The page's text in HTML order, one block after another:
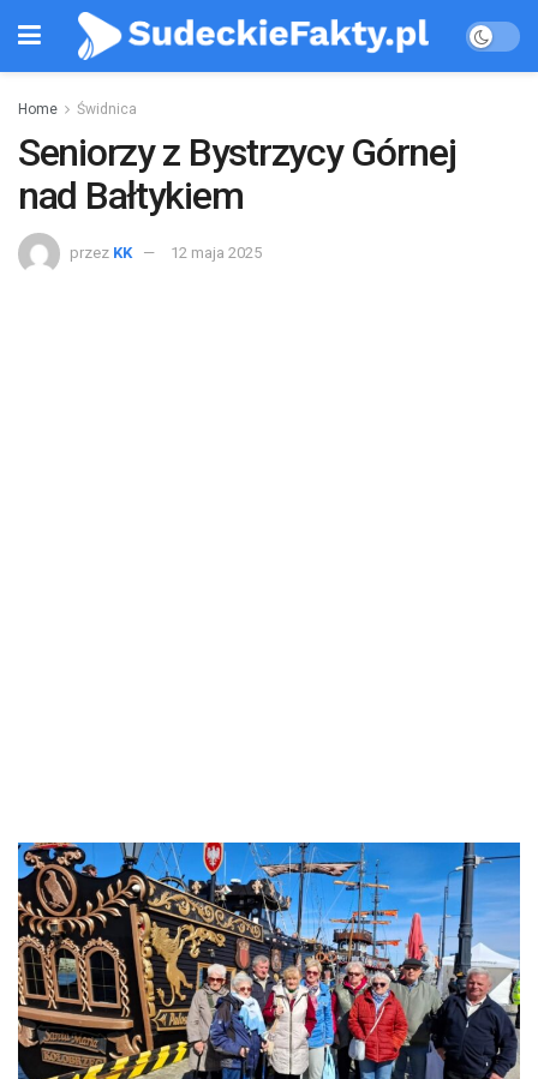
Home Świdnica
Seniorzy z Bystrzycy Górnej
nad Bałtykiem
przez KK 12 maja 2025